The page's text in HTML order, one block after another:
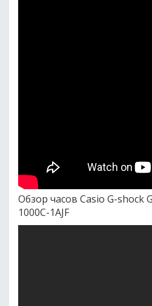
Обзор часов Casio G-shock
1000C-1AJF